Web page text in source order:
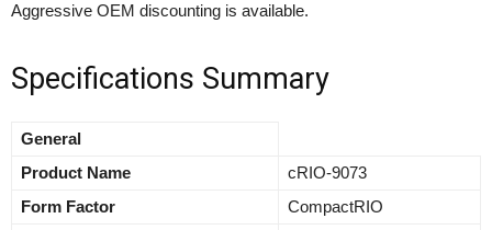
Aggressive OEM discounting is available.
Specifications Summary
General
Product Name
cRIO-9073
Form Factor
CompactRIO